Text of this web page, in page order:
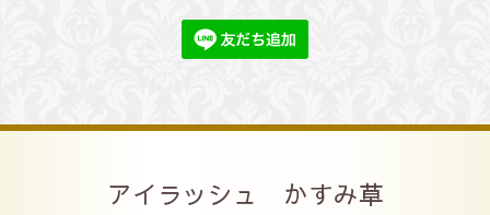
アイラッシュ かすみ草